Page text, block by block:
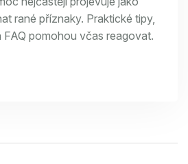
rané příznaky. Praktické tipy,
FAQ pomohou včas reagovat.